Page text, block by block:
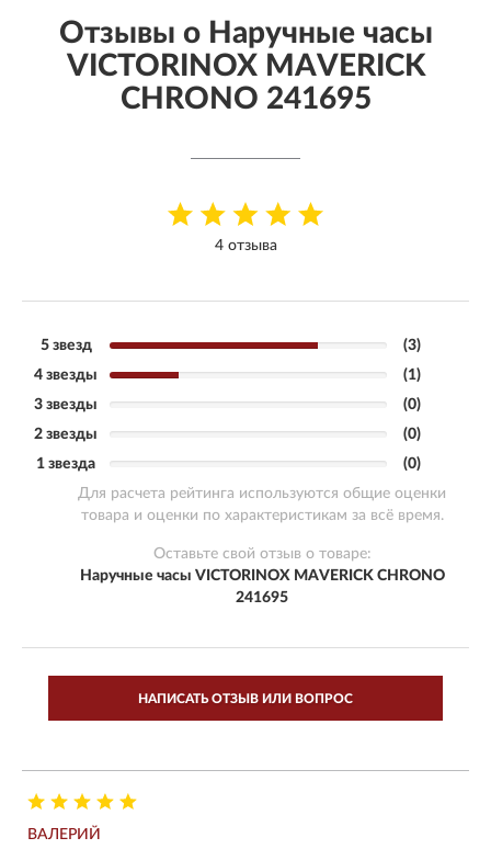
Отзывы о Наручные часы
VICTORINOX MAVERICK
CHRONO 241695
4 отзыва
5 звезд
(3)
4 звезды
(1)
3 звезды
(0)
2 звезды
(0)
1 звезда
(0)
Для расчета рейтинга используются общие оценки
товара и оценки по характеристикам за всё время.
Оставьте свой отзыв о товаре:
Наручные часы VICTORINOX MAVERICK CHRONO
241695
НАПИСАТЬ ОТЗЫВ ИЛИ ВОПРОС
ВАЛЕРИЙ